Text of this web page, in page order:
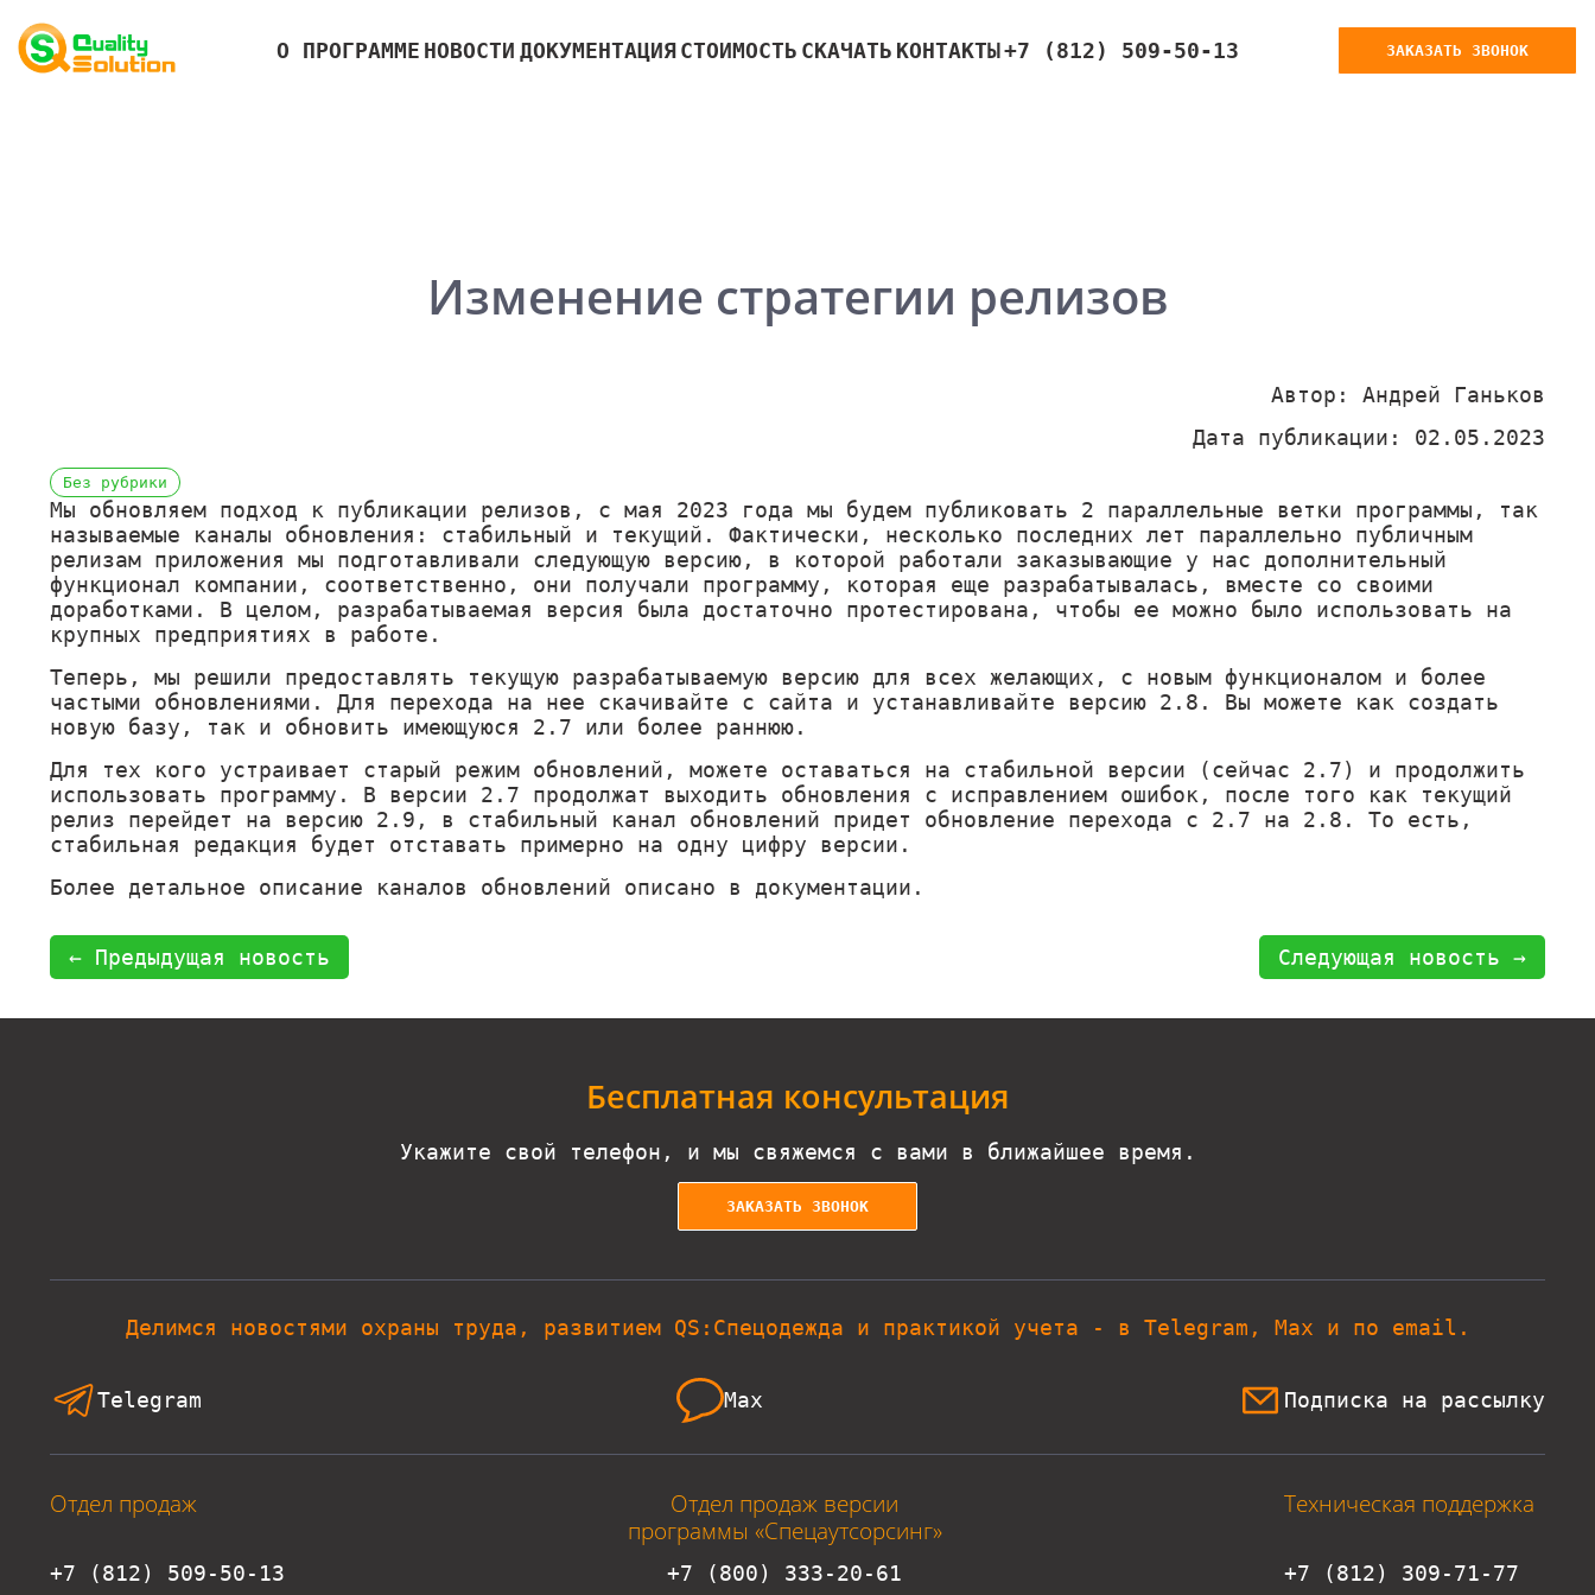
О ПРОГРАММЕ НОВОСТИ ДОКУМЕНТАЦИЯ СТОИМОСТЬ СКАЧАТЬ КОНТАКТЫ+7 (812) 509-50-13 ЗАКАЗАТЬ ЗВОНОК
Изменение стратегии релизов
Автор: Андрей Ганьков
Дата публикации: 02.05.2023
Без рубрики
Мы обновляем подход к публикации релизов, с мая 2023 года мы будем публиковать 2 параллельные ветки программы, так
называемые каналы обновления: стабильный и текущий. Фактически, несколько последних лет параллельно публичным
релизам приложения мы подготавливали следующую версию, в которой работали заказывающие у нас дополнительный
функционал компании, соответственно, они получали программу, которая еще разрабатывалась, вместе со своими
доработками. В целом, разрабатываемая версия была достаточно протестирована, чтобы ее можно было использовать на
крупных предприятиях в работе.
Теперь, мы решили предоставлять текущую разрабатываемую версию для всех желающих, с новым функционалом и более
частыми обновлениями. Для перехода на нее скачивайте с сайта и устанавливайте версию 2.8. Вы можете как создать
новую базу, так и обновить имеющуюся 2.7 или более раннюю.
Для тех кого устраивает старый режим обновлений, можете оставаться на стабильной версии (сейчас 2.7) и продолжить
использовать программу. В версии 2.7 продолжат выходить обновления с исправлением ошибок, после того как текущий
релиз перейдет на версию 2.9, в стабильный канал обновлений придет обновление перехода с 2.7 на 2.8. То есть,
стабильная редакция будет отставать примерно на одну цифру версии.
Более детальное описание каналов обновлений описано в документации .
← Предыдущая новость Следующая новость →
Бесплатная консультация
Укажите свой телефон, и мы свяжемся с вами в ближайшее время.
ЗАКАЗАТЬ ЗВОНОК
Делимся новостями охраны труда, развитием QS:Спецодежда и практикой учета - в Telegram, Max и по email.
Telegram Max Подписка на рассылку
Отдел продаж
+7 (812) 509-50-13
Отдел продаж версии
программы «Спецаутсорсинг»
+7 (800) 333-20-61
Техническая поддержка
+7 (812) 309-71-77